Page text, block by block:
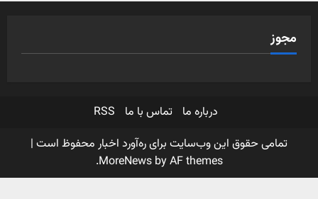
مجوز
درباره ما تماس با ما
RSS
تمامی حقوق این وب‌سایت برای ره‌آورد اخبار محفوظ است|
MoreNewsby AF themes.